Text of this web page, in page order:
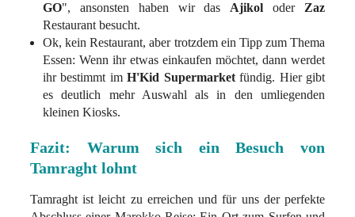
GO", ansonsten haben wir das Ajikol oder Zaz
Restaurant besucht.
Ok, kein Restaurant, aber trotzdem ein Tipp zum Thema
Essen: Wenn ihr etwas einkaufen möchtet, dann werdet
ihr bestimmt imH'Kid Supermarketfündig. Hier gibt
es deutlich mehr Auswahl als in den umliegenden
kleinen Kiosks.
Fazit: Warum sich ein Besuch von
Tamraght lohnt
Tamraght ist leicht zu erreichen und für uns der perfekte